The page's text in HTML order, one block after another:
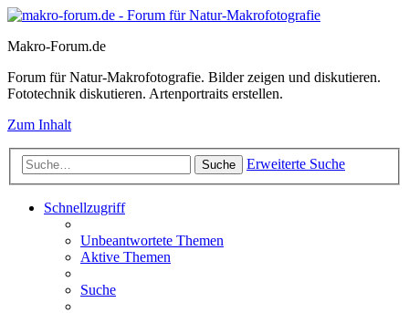
Makro-Forum.de
Forum für Natur-Makrofotografie. Bilder zeigen und diskutieren.
Fototechnik diskutieren. Artenportraits erstellen.
Zum Inhalt
Suche Erweiterte Suche
Schnellzugriff
Unbeantwortete Themen
Aktive Themen
Suche